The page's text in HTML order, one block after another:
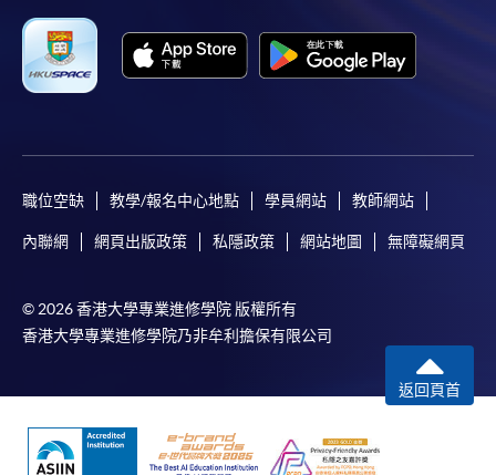
職位空缺 教學/報名中心地點 學員網站 教師網站
內聯網 網頁出版政策 私隱政策 網站地圖 無障礙網頁
© 2026 香港大學專業進修學院 版權所有
香港大學專業進修學院乃非牟利擔保有限公司
返回頁首